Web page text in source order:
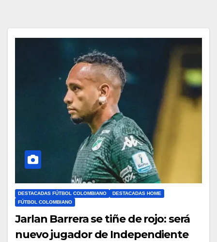
DESTACADAS FÚTBOL COLOMBIANO
DESTACADAS HOME
FÚTBOL COLOMBIANO
Jarlan Barrera se tiñe de rojo: será
nuevo jugador de Independiente